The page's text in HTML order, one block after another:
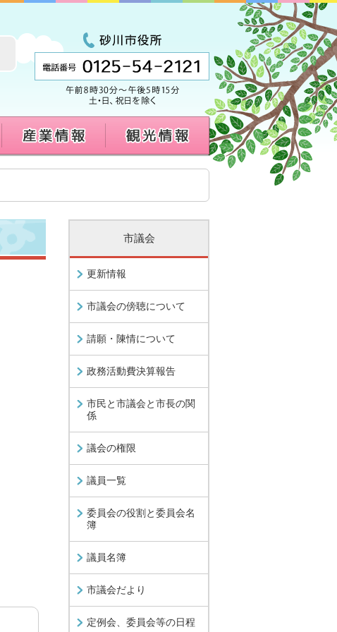
市議会
更新情報
市議会の傍聴について
請願・陳情について
政務活動費決算報告
市民と市議会と市長の関
係
議会の権限
議員一覧
委員会の役割と委員会名
簿
議員名簿
市議会だより
定例会、委員会等の日程